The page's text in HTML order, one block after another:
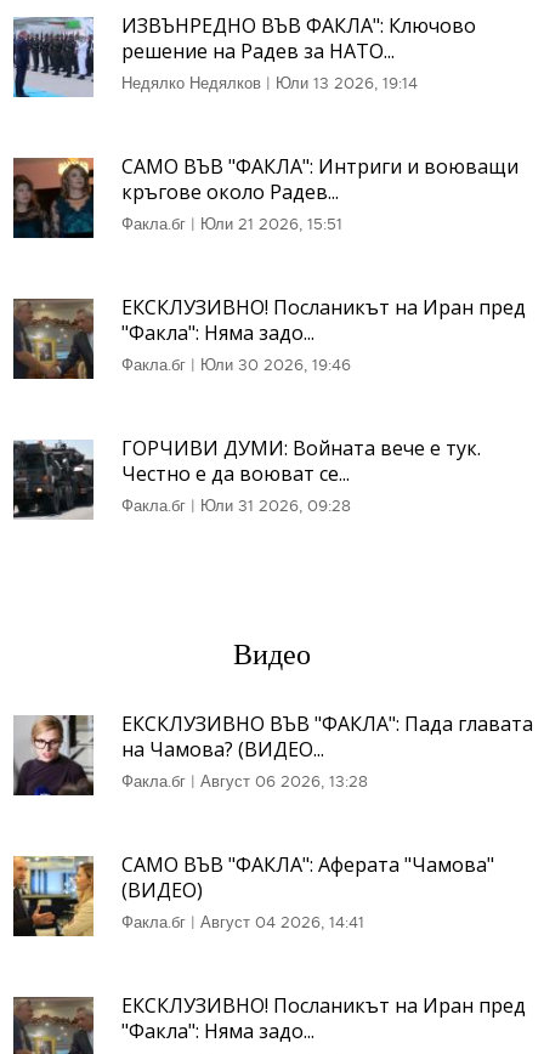
ИЗВЪНРЕДНО ВЪВ ФАКЛА": Ключово
решение на Радев за НАТО...
Недялко Недялков | Юли 13 2026, 19:14
САМО ВЪВ "ФАКЛА": Интриги и воюващи
кръгове около Радев...
Факла.бг | Юли 21 2026, 15:51
ЕКСКЛУЗИВНО! Посланикът на Иран пред
"Факла": Няма задо...
Факла.бг | Юли 30 2026, 19:46
ГОРЧИВИ ДУМИ: Войната вече е тук.
Честно е да воюват се...
Факла.бг | Юли 31 2026, 09:28
Видео
ЕКСКЛУЗИВНО ВЪВ "ФАКЛА": Пада главата
на Чамова? (ВИДЕО...
Факла.бг | Август 06 2026, 13:28
САМО ВЪВ "ФАКЛА": Аферата "Чамова"
(ВИДЕО)
Факла.бг | Август 04 2026, 14:41
ЕКСКЛУЗИВНО! Посланикът на Иран пред
"Факла": Няма задо...